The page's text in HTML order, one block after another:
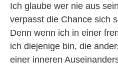
Ich glaube wer nie aus
verpasst die Chance sich
Denn wenn ich in einer
ich diejenige bin, die
einer inneren